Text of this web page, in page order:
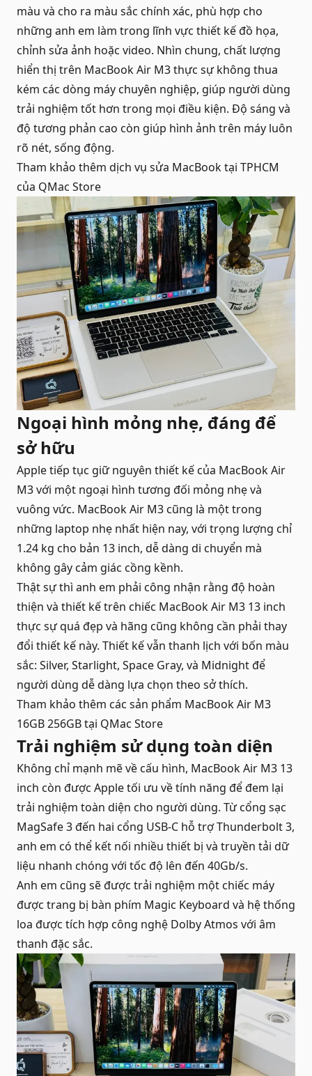
màu và cho ra màu sắc chính xác, phù hợp cho
những anh em làm trong lĩnh vực thiết kế đồ họa,
chỉnh sửa ảnh hoặc video. Nhìn chung, chất lượng
hiển thị trên MacBook Air M3 thực sự không thua
kém các dòng máy chuyên nghiệp, giúp người dùng
trải nghiệm tốt hơn trong mọi điều kiện. Độ sáng và
độ tương phản cao còn giúp hình ảnh trên máy luôn
rõ nét, sống động.
Tham khảo thêm dịch vụ sửa MacBook tại TPHCM
của QMac Store
Ngoại hình mỏng nhẹ, đáng để
sở hữu
Apple tiếp tục giữ nguyên thiết kế của MacBook Air
M3 với một ngoại hình tương đối mỏng nhẹ và
vuông vức. MacBook Air M3 cũng là một trong
những laptop nhẹ nhất hiện nay, với trọng lượng chỉ
1.24 kg cho bản 13 inch, dễ dàng di chuyển mà
không gây cảm giác cồng kềnh.
Thật sự thì anh em phải công nhận rằng độ hoàn
thiện và thiết kế trên chiếc MacBook Air M3 13 inch
thực sự quá đẹp và hãng cũng không cần phải thay
đổi thiết kế này. Thiết kế vẫn thanh lịch với bốn màu
sắc: Silver, Starlight, Space Gray, và Midnight để
người dùng dễ dàng lựa chọn theo sở thích.
Tham khảo thêm các sản phẩm MacBook Air M3
16GB 256GBtại QMac Store
Trải nghiệm sử dụng toàn diện
Không chỉ mạnh mẽ về cấu hình, MacBook Air M3 13
inch còn được Apple tối ưu về tính năng để đem lại
trải nghiệm toàn diện cho người dùng. Từ cổng sạc
MagSafe 3 đến hai cổng USB-C hỗ trợ Thunderbolt 3,
anh em có thể kết nối nhiều thiết bị và truyền tải dữ
liệu nhanh chóng với tốc độ lên đến 40Gb/s.
Anh em cũng sẽ được trải nghiệm một chiếc máy
được trang bị bàn phím Magic Keyboard và hệ thống
loa được tích hợp công nghệ Dolby Atmos với âm
thanh đặc sắc.